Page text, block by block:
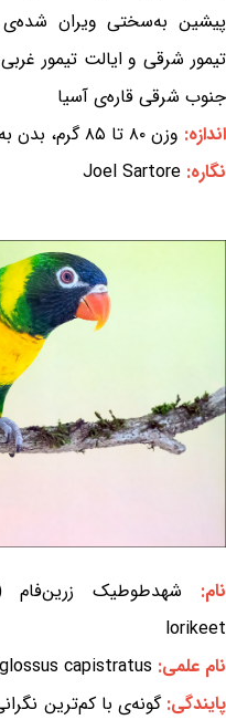
پیشین به‌سختی ویران شده‌ی
تیمور شرقی و ایالت تیمور
جنوب شرقی قاره‌ی آسیا
اندازه: وزن ۸۰ تا ۸۵ گرم، بدن به درازای ۲۵ سانتی‌متر
نگاره: Joel Sartore
نام:
lorikeet
نام علمی: capistratus
پایندگی: